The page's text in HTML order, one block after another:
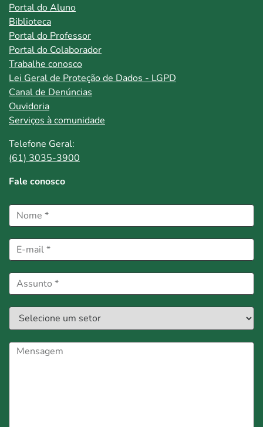
Portal do Aluno
Biblioteca
Portal do Professor
Portal do Colaborador
Trabalhe conosco
Lei Geral de Proteção de Dados - LGPD
Canal de Denúncias
Ouvidoria
Serviços à comunidade
Telefone Geral:
(61) 3035-3900
Fale conosco